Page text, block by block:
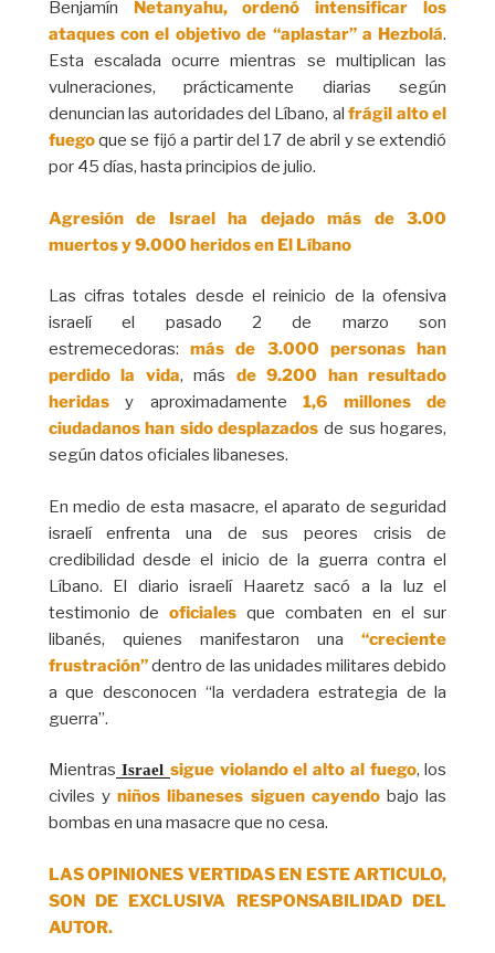
Benjamín Netanyahu, ordenó intensificar los
ataques con el objetivo de “aplastar” a Hezbolá.
Esta escalada ocurre mientras se multiplican las
vulneraciones, prácticamente diarias según
denuncian las autoridades del Líbano, alfrágil alto el
fuegoque se fijó a partir del 17 de abril y se extendió
por 45 días, hasta principios de julio.
Agresión de Israel ha dejado más de 3.00
muertos y 9.000 heridos en El Líbano
Las cifras totales desde el reinicio de la ofensiva
israelí el pasado 2 de marzo son
estremecedoras: más de 3.000 personas han
perdido la vida, más de 9.200 han resultado
heridasy aproximadamente1,6 millones de
ciudadanos han sido desplazadosde sus hogares,
según datos oficiales libaneses.
En medio de esta masacre, el aparato de seguridad
israelí enfrenta una de sus peores crisis de
credibilidad desde el inicio de la guerra contra el
Líbano. El diario israelí Haaretz sacó a la luz el
testimonio deoficialesque combaten en el sur
libanés, quienes manifestaron una“creciente
frustración”dentro de las unidades militares debido
a que desconocen “la verdadera estrategia de la
guerra”.
Mientras Israel sigue violando el alto al fuego, los
civiles yniños libaneses siguen cayendobajo las
bombas en una masacre que no cesa.
LAS OPINIONES VERTIDAS EN ESTE ARTICULO,
SON DE EXCLUSIVA RESPONSABILIDAD DEL
AUTOR.